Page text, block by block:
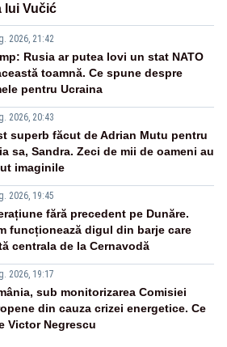
lui Vučić
2026, 21:42
Rusia ar putea lovi un stat NATO
toamnă. Ce spune despre
pentru Ucraina
2026, 20:43
superb făcut de Adrian Mutu pentru
sa, Sandra. Zeci de mii de oameni au
imaginile
2026, 19:45
fără precedent pe Dunăre.
funcționează digul din barje care
centrala de la Cernavodă
2026, 19:17
sub monitorizarea Comisiei
din cauza crizei energetice. Ce
Victor Negrescu